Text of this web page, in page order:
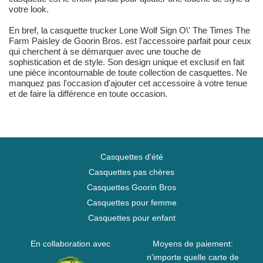
votre look.
En bref, la casquette trucker Lone Wolf Sign O\' The Times The
Farm Paisley de Goorin Bros. est l'accessoire parfait pour ceux
qui cherchent à se démarquer avec une touche de
sophistication et de style. Son design unique et exclusif en fait
une pièce incontournable de toute collection de casquettes. Ne
manquez pas l'occasion d'ajouter cet accessoire à votre tenue
et de faire la différence en toute occasion.
Casquettes d'été
Casquettes pas chères
Casquettes Goorin Bros
Casquettes pour femme
Casquettes pour enfant
En collaboration avec
Moyens de paiement:
n'importe quelle carte de